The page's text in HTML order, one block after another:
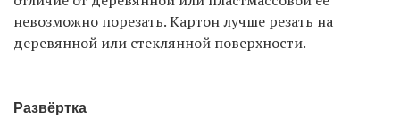
невозможно порезать. Картон лучше резать на
деревянной или стеклянной поверхности.
Развёртка